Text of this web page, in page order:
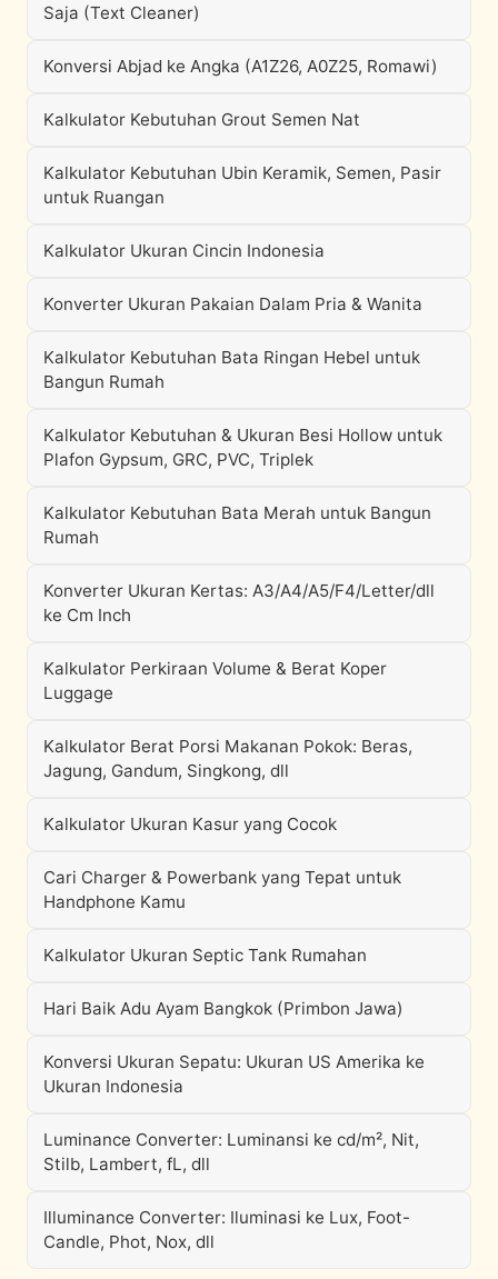
Saja (Text Cleaner)
Konversi Abjad ke Angka (A1Z26, A0Z25, Romawi)
Kalkulator Kebutuhan Grout Semen Nat
Kalkulator Kebutuhan Ubin Keramik, Semen, Pasir
untuk Ruangan
Kalkulator Ukuran Cincin Indonesia
Konverter Ukuran Pakaian Dalam Pria & Wanita
Kalkulator Kebutuhan Bata Ringan Hebel untuk
Bangun Rumah
Kalkulator Kebutuhan & Ukuran Besi Hollow untuk
Plafon Gypsum, GRC, PVC, Triplek
Kalkulator Kebutuhan Bata Merah untuk Bangun
Rumah
Konverter Ukuran Kertas: A3/A4/A5/F4/Letter/dll
ke Cm Inch
Kalkulator Perkiraan Volume & Berat Koper
Luggage
Kalkulator Berat Porsi Makanan Pokok: Beras,
Jagung, Gandum, Singkong, dll
Kalkulator Ukuran Kasur yang Cocok
Cari Charger & Powerbank yang Tepat untuk
Handphone Kamu
Kalkulator Ukuran Septic Tank Rumahan
Hari Baik Adu Ayam Bangkok (Primbon Jawa)
Konversi Ukuran Sepatu: Ukuran US Amerika ke
Ukuran Indonesia
Luminance Converter: Luminansi ke cd/m², Nit,
Stilb, Lambert, fL, dll
Illuminance Converter: Iluminasi ke Lux, Foot-
Candle, Phot, Nox, dll